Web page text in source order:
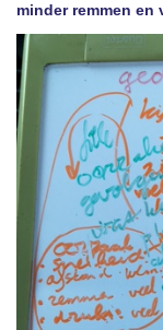
minder remmen